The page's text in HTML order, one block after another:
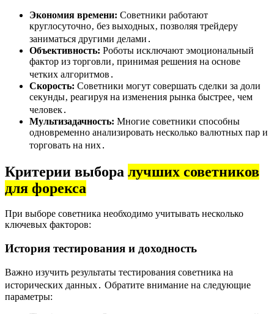
Экономия времени: Советники работают
круглосуточно‚ без выходных‚ позволяя трейдеру
заниматься другими делами․
Объективность: Роботы исключают эмоциональный
фактор из торговли‚ принимая решения на основе
четких алгоритмов․
Скорость: Советники могут совершать сделки за доли
секунды‚ реагируя на изменения рынка быстрее‚ чем
человек․
Мультизадачность: Многие советники способны
одновременно анализировать несколько валютных пар и
торговать на них․
Критерии выбора лучших советников
для форекса
При выборе советника необходимо учитывать несколько
ключевых факторов:
История тестирования и доходность
Важно изучить результаты тестирования советника на
исторических данных․ Обратите внимание на следующие
параметры: